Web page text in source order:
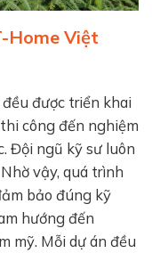
Home Việt
được triển khai
công đến nghiệm
Đội ngũ kỹ sư luôn
vậy, quá trình
bảo đúng kỹ
hướng đến
mỹ. Mỗi dự án đều